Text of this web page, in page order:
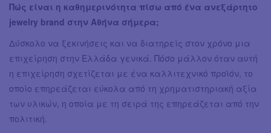
Πώς είναι η καθημερινότητα πίσω από ένα ανεξάρτητο
jewelry brand στην Αθήνα σήμερα;
Δύσκολο να ξεκινήσεις και να διατηρείς στον χρόνο μια
επιχείρηση στην Ελλάδα γενικά. Πόσο μάλλον όταν αυτή
η επιχείρηση σχετίζεται με ένα καλλιτεχνικό προϊόν, το
οποίο επηρεάζεται εύκολα από τη χρηματιστηριακή αξία
των υλικών, η οποία με τη σειρά της επηρεάζεται από την
πολιτική.